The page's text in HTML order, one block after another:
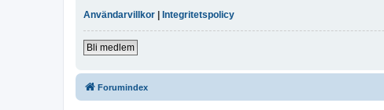
Användarvillkor
Integritetspolicy
Bli medlem
Forumindex